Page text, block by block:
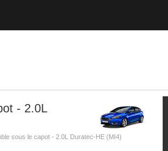
- 2.0L
sous le capot - 2.0L Duratec-HE (MI4)